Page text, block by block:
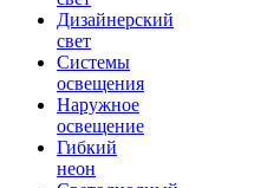
Дизайнерский
свет
Системы
освещения
Наружное
освещение
Гибкий
неон